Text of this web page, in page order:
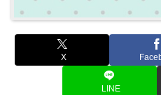
X
LINE